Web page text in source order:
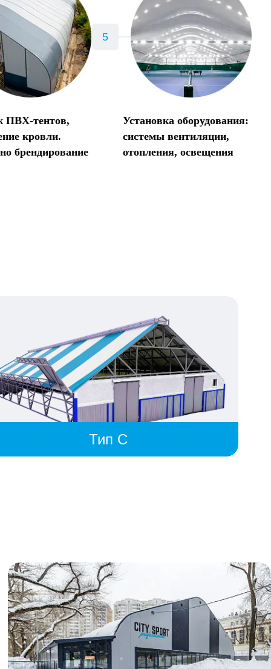
ПВХ-тентов,
кровли.
брендирование
Установка оборудования:
системы вентиляции,
отопления, освещения
Тип C